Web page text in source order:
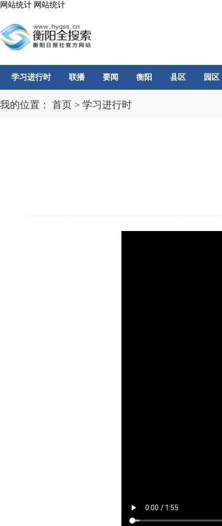
网站统计 网站统计
学习进行时 联播 要闻 衡阳 县区 园区
我的位置： 首页 > 学习进行时